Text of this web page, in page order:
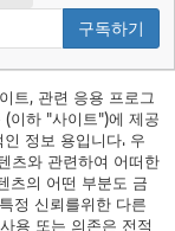
구독하기
트, 관련 응용 프로그
이하 "사이트")에 제공
정보 용입니다. 우
츠와 관련하여 어떠한
츠의 어떤 부분도 금
정 신뢰를위한 다른
용 또는 의존은 전적